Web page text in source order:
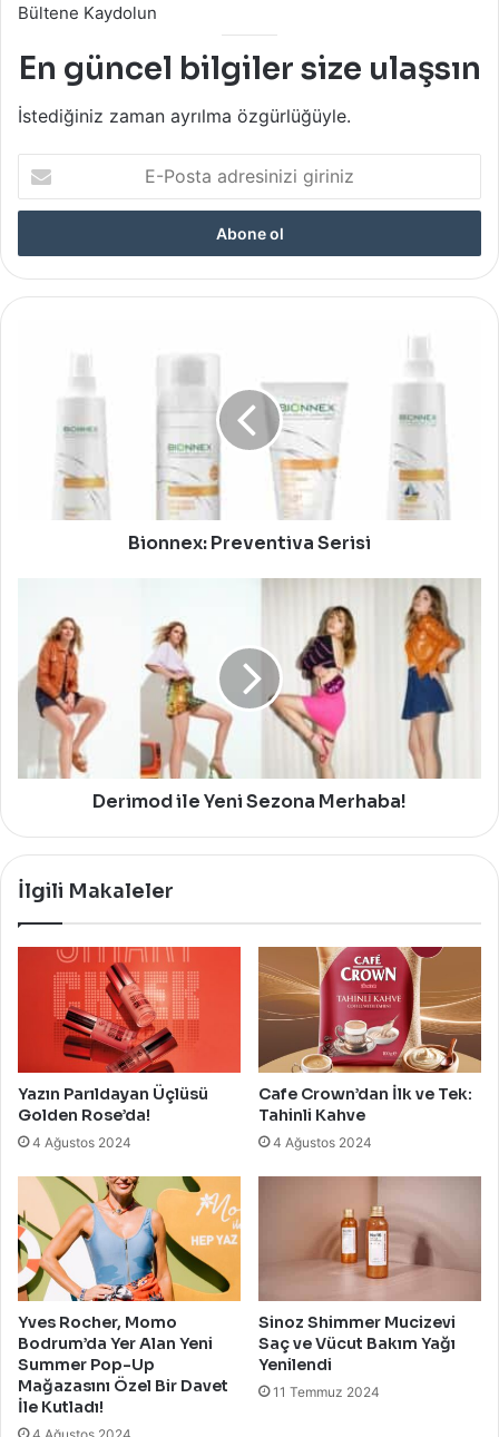
Bültene Kaydolun
En güncel bilgiler size ulaşsın
İstediğiniz zaman ayrılma özgürlüğüyle.
Posta
adresinizi
Preventiva
Bionnex: Preventiva Serisi
Yeni
Sezona
Merhaba!
Derimod ile Yeni Sezona Merhaba!
İlgili Makaleler
Yazın Parıldayan Üçlüsü
Golden Rose’da!
4 Ağustos 2024
Cafe Crown’dan İlk ve Tek:
Tahinli Kahve
4 Ağustos 2024
Yves Rocher, Momo
Bodrum’da Yer Alan Yeni
Summer Pop-Up
Mağazasını Özel Bir Davet
İle Kutladı!
Sinoz Shimmer Mucizevi
Saç ve Vücut Bakım Yağı
Yenilendi
11 Temmuz 2024